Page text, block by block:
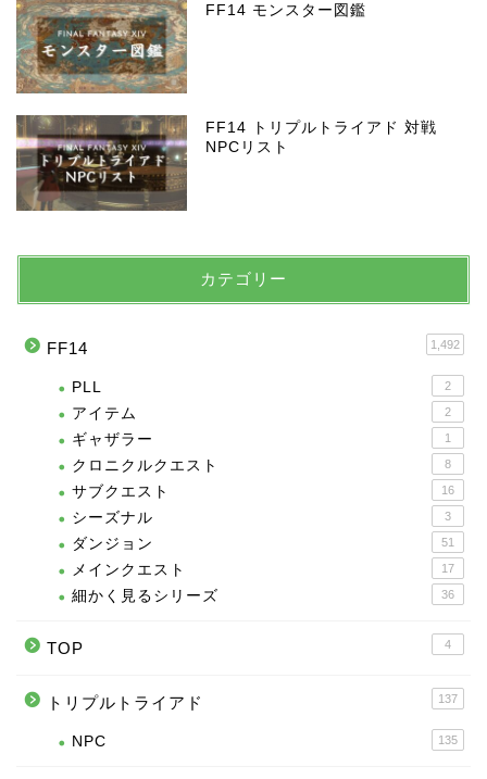
FF14 モンスター図鑑
FF14 トリプルトライアド 対戦
NPCリスト
カテゴリー
FF14 1,492
PLL 2
アイテム 2
ギャザラー 1
クロニクルクエスト 8
サブクエスト 16
シーズナル 3
ダンジョン 51
メインクエスト 17
細かく見るシリーズ 36
TOP 4
トリプルトライアド 137
NPC 135